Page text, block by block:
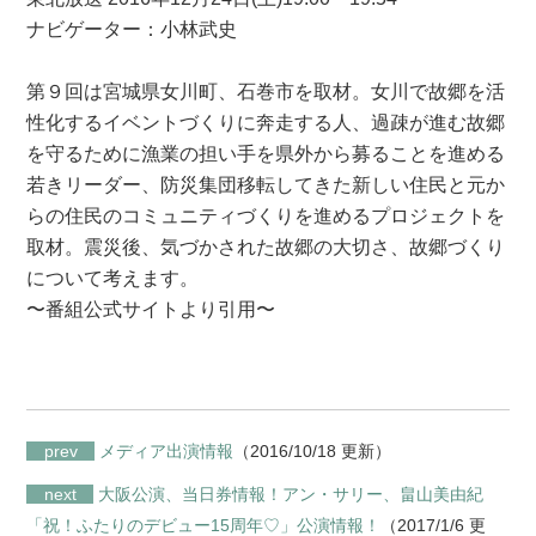
ナビゲーター：小林武史
第９回は宮城県女川町、石巻市を取材。女川で故郷を活
性化するイベントづくりに奔走する人、過疎が進む故郷
を守るために漁業の担い手を県外から募ることを進める
若きリーダー、防災集団移転してきた新しい住民と元か
らの住民のコミュニティづくりを進めるプロジェクトを
取材。震災後、気づかされた故郷の大切さ、故郷づくり
について考えます。
〜番組公式サイトより引用〜
prev メディア出演情報 （2016/10/18 更新）
next
大阪公演、当日券情報！アン・サリー、畠山美由紀
「祝！ふたりのデビュー15周年♡」公演情報！
（2017/1/6 更